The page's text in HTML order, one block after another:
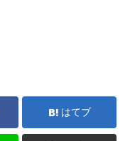
はてブ